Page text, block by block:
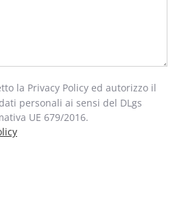
la Privacy Policy ed autorizzo il
personali ai sensi del DLgs
UE 679/2016.